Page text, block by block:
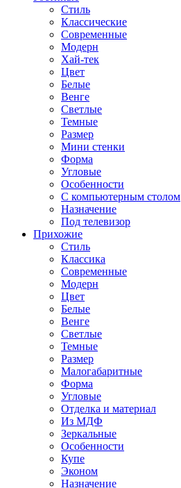
Стиль
Классические
Современные
Модерн
Хай-тек
Цвет
Белые
Венге
Светлые
Темные
Размер
Мини стенки
Форма
Угловые
Особенности
С компьютерным столом
Назначение
Под телевизор
Прихожие
Стиль
Классика
Современные
Модерн
Цвет
Белые
Венге
Светлые
Темные
Размер
Малогабаритные
Форма
Угловые
Отделка и материал
Из МДФ
Зеркальные
Особенности
Купе
Эконом
Назначение